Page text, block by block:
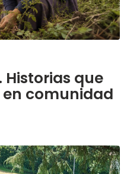
Historias que
comunidad